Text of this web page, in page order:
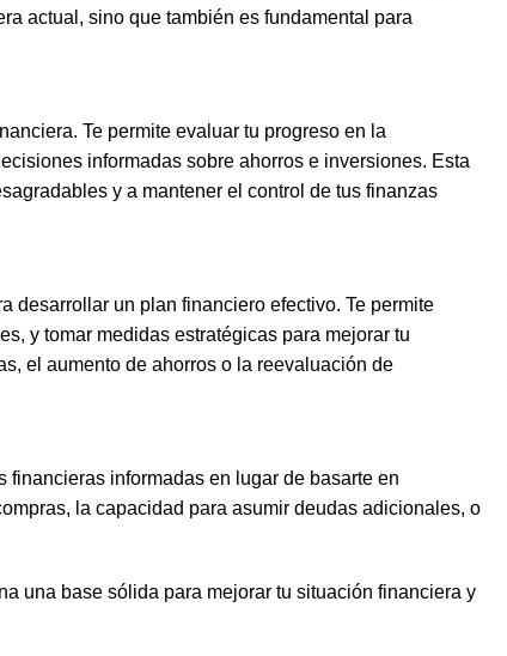
actual, sino que también es fundamental para
Te permite evaluar tu progreso en la
informadas sobre ahorros e inversiones. Esta
y a mantener el control de tus finanzas
desarrollar un plan financiero efectivo. Te permite
y tomar medidas estratégicas para mejorar tu
el aumento de ahorros o la reevaluación de
financieras informadas en lugar de basarte en
la capacidad para asumir deudas adicionales, o
una base sólida para mejorar tu situación financiera y